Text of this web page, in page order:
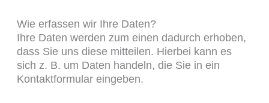
Wie erfassen wir Ihre Daten?
Ihre Daten werden zum einen dadurch erhoben,
dass Sie uns diese mitteilen. Hierbei kann es
sich z. B. um Daten handeln, die Sie in ein
Kontaktformular eingeben.